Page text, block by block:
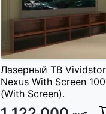
Лазерный ТВ
Nexus With Screen 100
(With Screen).